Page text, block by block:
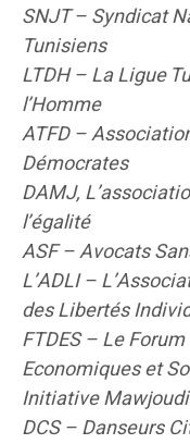
SNJT – Syndicat
Tunisiens
LTDH – La Ligue
l’Homme
ATFD –
Démocrates
DAMJ,
l’égalité
ASF – Avocats
L’ADLI –
des Libertés
FTDES – Le
Economiques et
Initiative
DCS – Danseurs